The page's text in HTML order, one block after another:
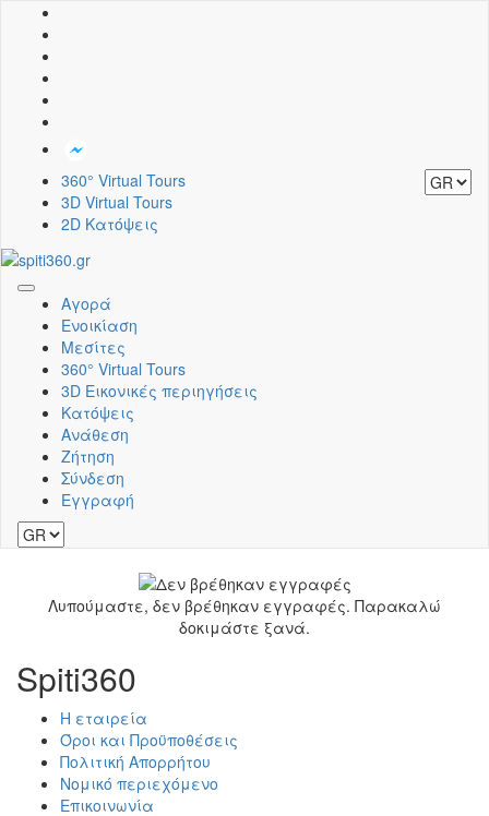
360° Virtual Tours
3D Virtual Tours
2D Κατόψεις
Toggle
navigation
Αγορά
Ενοικίαση
Μεσίτες
360° Virtual Tours
3D Εικονικές περιηγήσεις
Κατόψεις
Ανάθεση
Ζήτηση
Σύνδεση
Εγγραφή
Λυπούμαστε, δεν βρέθηκαν εγγραφές. Παρακαλώ
δοκιμάστε ξανά.
Spiti360
Η εταιρεία
Όροι και Προϋποθέσεις
Πολιτική Απορρήτου
Νομικό περιεχόμενο
Επικοινωνία